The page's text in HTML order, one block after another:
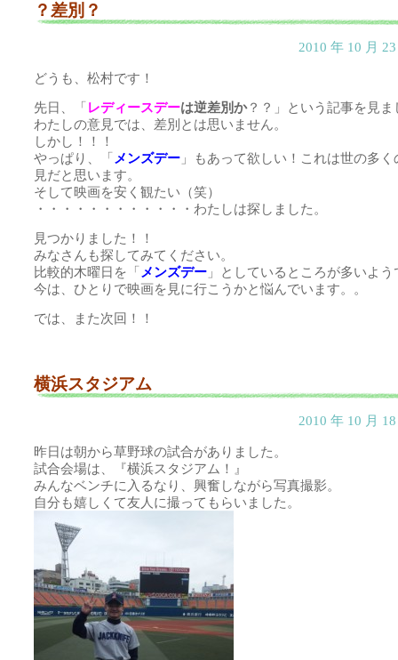
？差別？
2010 年 10 月
どうも、松村です！
先日、「レディースデーは逆差別か？？」という記事を見ま
わたしの意見では、差別とは思いません。
しかし！！！
やっぱり、「 メンズデー 」もあって欲しい！これは世の多
見だと思います。
そして映画を安く観たい（笑）
・・・・・・・・・・・・わたしは探しました。
見つかりました！！
みなさんも探してみてください。
比較的木曜日を「 メンズデー 」としているところが多いよ
今は、ひとりで映画を見に行こうかと悩んでいます。。
では、また次回！！
横浜スタジアム
2010 年 10 月
昨日は朝から草野球の試合がありました。
試合会場は、『横浜スタジアム！』
みんなベンチに入るなり、興奮しながら写真撮影。
自分も嬉しくて友人に撮ってもらいました。